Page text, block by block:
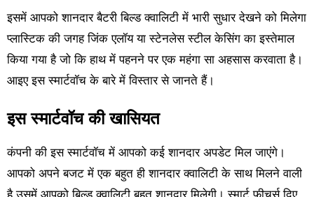
इसमें आपको शानदार बैटरी बिल्ड क्वालिटी में भारी सुधार देखने को मिलेगा
प्लास्टिक की जगह जिंक एलॉय या स्टेनलेस स्टील केसिंग का इस्तेमाल
किया गया है जो कि हाथ में पहनने पर एक महंगा सा अहसास करवाता है।
आइए इस स्मार्टवॉच के बारे में विस्तार से जानते हैं।
इस स्मार्टवॉच की खासियत
कंपनी की इस स्मार्टवॉच में आपको कई शानदार अपडेट मिल जाएंगे।
आपको अपने बजट में एक बहुत ही शानदार क्वालिटी के साथ मिलने वाली